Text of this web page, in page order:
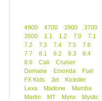
4900 4700 3900
3700
3500
1.1 1.2 7.0
7.1
7.2
7.3 7.4 7.5
7.6
7.7
8.1 8.2 8.3
8.4
8.6
Cali
Cruiser
Domane
Emonda
Fuel
FX Kids
Jet
Kickster
Lexa
Madone
Mamba
Marlin
MT Mynx
Mystic